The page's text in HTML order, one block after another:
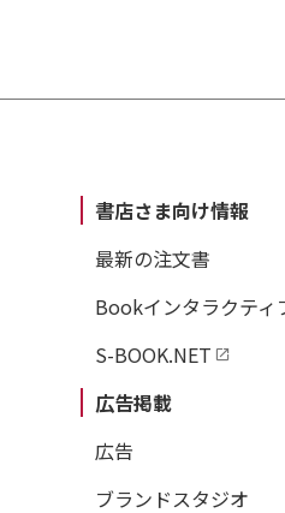
書店さま向け情報
最新の注文書
Bookインタラクティ
S-BOOK.NET
広告掲載
広告
ブランドスタジオ